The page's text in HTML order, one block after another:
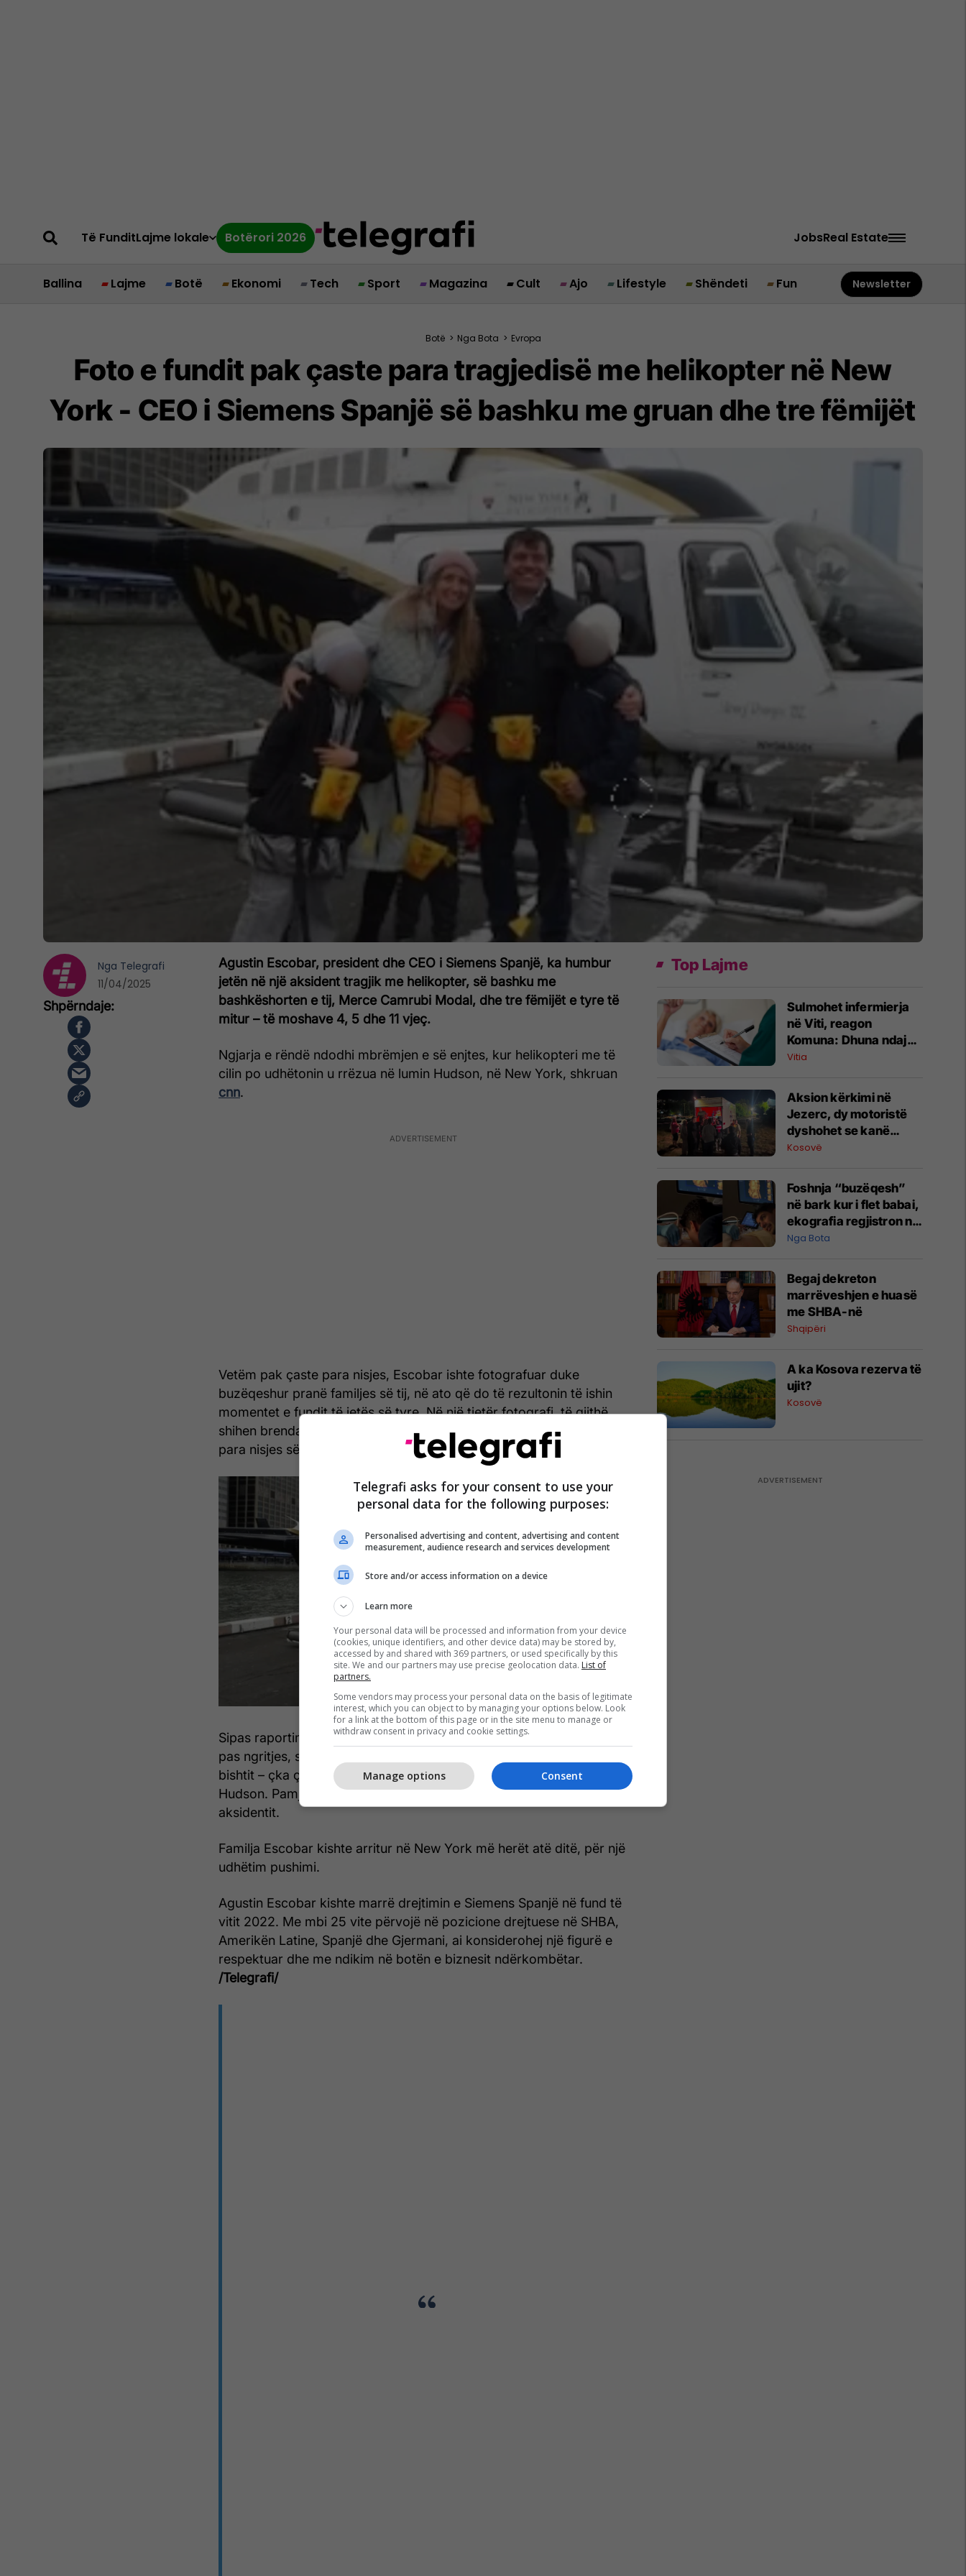
Të FunditLajme lokale Botërori 2026 JobsReal Estate
Ballina Lajme Botë Ekonomi Tech Sport Magazina Cult Ajo Lifestyle Shëndeti Fun Newsletter
Botë > Nga Bota > Evropa
Foto e fundit pak çaste para tragjedisë me helikopter në New
York - CEO i Siemens Spanjë së bashku me gruan dhe tre fëmijët
Agustin Escobar, president dhe CEO i Siemens Spanjë, ka humbur
jetën në një aksident tragjik me helikopter, së bashku me
bashkëshorten e tij, Merce Camrubi Modal, dhe tre fëmijët e tyre të
mitur – të moshave 4, 5 dhe 11 vjeç.
Ngjarja e rëndë ndodhi mbrëmjen e së enjtes, kur helikopteri me të
cilin po udhëtonin u rrëzua në lumin Hudson, në New York, shkruan
cnn.
Vetëm pak çaste para nisjes, Escobar ishte fotografuar duke
buzëqeshur pranë familjes së tij, në ato që do të rezultonin të ishin
momentet e fundit të jetës së tyre. Në një tjetër fotografi, të gjithë
shihen brenda helikopterit Bell 206L-4 LongRanger IV, pak minuta
para nisjes së fluturimit fatkeq.
Sipas raportimeve fillestare, helikopteri u rrëzua vetëm 17 minuta
pas ngritjes, si pasojë e një defekti teknik – humbjes së helikës së
bishtit – çka çoi në një rënie të pakontrolluar në ujërat e lumit
Hudson. Pamjet filmike të publikuara tregojnë momentin dramatik të
aksidentit.
Familja Escobar kishte arritur në New York më herët atë ditë, për një
udhëtim pushimi.
Agustin Escobar kishte marrë drejtimin e Siemens Spanjë në fund të
vitit 2022. Me mbi 25 vite përvojë në pozicione drejtuese në SHBA,
Amerikën Latine, Spanjë dhe Gjermani, ai konsiderohej një figurë e
respektuar dhe me ndikim në botën e biznesit ndërkombëtar.
/Telegrafi/
Nga Telegrafi
11/04/2025
Top Lajme
Sulmohet infermierja
në Viti, reagon
Komuna: Dhuna ndaj
stafit shëndetësor nuk
Vitia
Aksion kërkimi në
Jezerc, dy motoristë
dyshohet se kanë
humbur rrugën
Kosovë
Foshnja “buzëqesh”
në bark kur i flet babai,
ekografia regjistron një
moment të rrallë
Nga Bota
Begaj dekreton
marrëveshjen e huasë
me SHBA-në
Shqipëri
A ka Kosova rezerva të
ujit?
Kosovë
Telegrafi asks for your consent to use your
personal data for the following purposes:
Personalised advertising and content, advertising and content
measurement, audience research and services development
Store and/or access information on a device
Learn more
Your personal data will be processed and information from your device
(cookies, unique identifiers, and other device data) may be stored by,
accessed by and shared with 369 partners, or used specifically by this
site. We and our partners may use precise geolocation data. List of
partners.
Some vendors may process your personal data on the basis of legitimate
interest, which you can object to by managing your options below. Look
for a link at the bottom of this page or in the site menu to manage or
withdraw consent in privacy and cookie settings.
Consent
Manage options